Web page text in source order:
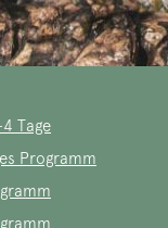
Tage
Programm